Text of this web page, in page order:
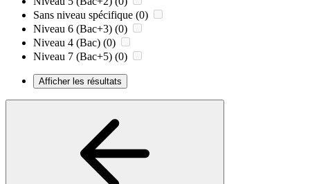
Sans niveau spécifique (0)
Niveau 6 (Bac+3) (0)
Niveau 4 (Bac) (0)
Niveau 7 (Bac+5) (0)
Afficher les résultats